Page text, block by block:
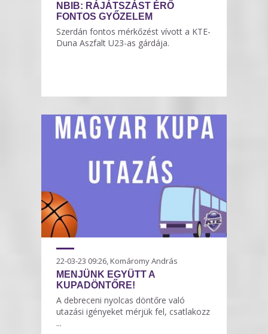
NBIB: RÁJÁTSZÁST ÉRŐ
FONTOS GYŐZELEM
Szerdán fontos mérkőzést vívott a KTE-
Duna Aszfalt U23-as gárdája.
22-03-23 09:26, Komáromy András
MENJÜNK EGYÜTT A
KUPADÖNTŐRE!
A debreceni nyolcas döntőre való
utazási igényeket mérjük fel, csatlakozz
...